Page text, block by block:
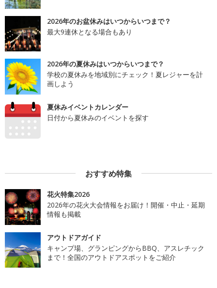
2026年のお盆休みはいつからいつまで？
最大9連休となる場合もあり
2026年の夏休みはいつからいつまで？
学校の夏休みを地域別にチェック！夏レジャーを計
画しよう
夏休みイベントカレンダー
日付から夏休みのイベントを探す
おすすめ特集
花火特集2026
2026年の花火大会情報をお届け！開催・中止・延期
情報も掲載
アウトドアガイド
キャンプ場、グランピングからBBQ、アスレチック
まで！全国のアウトドアスポットをご紹介